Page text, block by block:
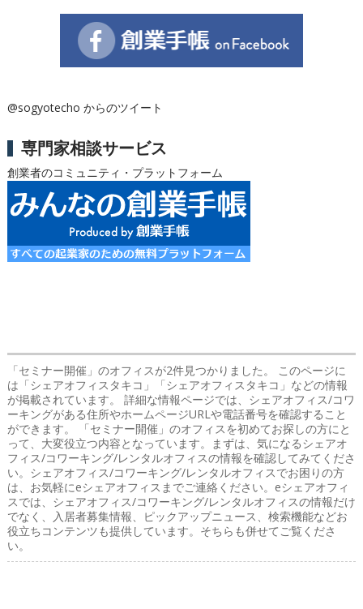
@sogyotecho からのツイート
専門家相談サービス
創業者のコミュニティ・プラットフォーム
「セミナー開催」のオフィスが2件見つかりました。 このページに
は「シェアオフィスタキコ」「シェアオフィスタキコ」などの情報
が掲載されています。 詳細な情報ページでは、シェアオフィス/コワ
ーキングがある住所やホームページURLや電話番号を確認すること
ができます。 「セミナー開催」のオフィスを初めてお探しの方にと
って、大変役立つ内容となっています。まずは、気になるシェアオ
フィス/コワーキング/レンタルオフィスの情報を確認してみてくださ
い。シェアオフィス/コワーキング/レンタルオフィスでお困りの方
は、お気軽にeシェアオフィスまでご連絡ください。eシェアオフィ
スでは、シェアオフィス/コワーキング/レンタルオフィスの情報だけ
でなく、入居者募集情報、ピックアップニュース、検索機能などお
役立ちコンテンツも提供しています。そちらも併せてご覧くださ
い。